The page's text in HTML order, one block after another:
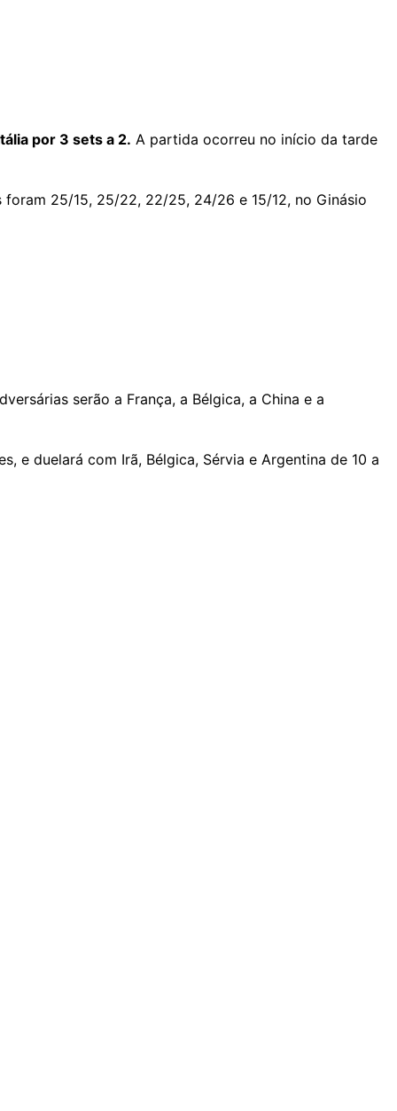
por 3 sets a 2. A partida ocorreu no início da tarde
foram 25/15, 25/22, 22/25, 24/26 e 15/12, no Ginásio
serão a França, a Bélgica, a China e a
e duelará com Irã, Bélgica, Sérvia e Argentina de 10 a